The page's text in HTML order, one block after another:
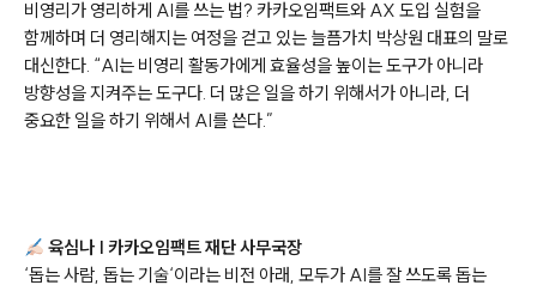
비영리가 영리하게 AI를 쓰는 법? 카카오임팩트와 AX 도입 실험을
함께하며 더 영리해지는 여정을 걷고 있는 늘픔가치 박상원 대표의 말로
대신한다. “AI는 비영리 활동가에게 효율성을 높이는 도구가 아니라
방향성을 지켜주는 도구다. 더 많은 일을 하기 위해서가 아니라, 더
중요한 일을 하기 위해서 AI를 쓴다.”
육심나 | 카카오임팩트 재단 사무국장
‘돕는 사람, 돕는 기술‘이라는 비전 아래, 모두가 AI를 잘 쓰도록 돕는